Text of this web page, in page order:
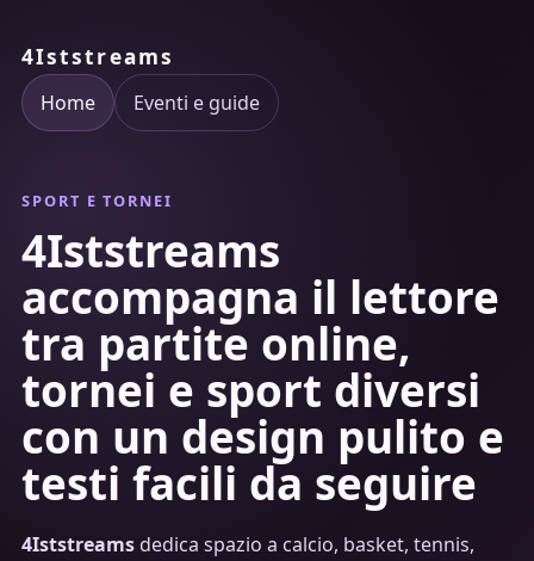
4Iststreams
Home Eventi e guide
SPORT E TORNEI
4Iststreams
accompagna il lettore
tra partite online,
tornei e sport diversi
con un design pulito e
testi facili da seguire
4Iststreamsdedica spazio a calcio, basket, tennis,